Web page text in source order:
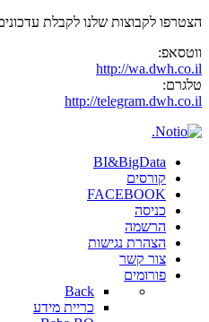
הצטרפו לקבוצות שלנו לקבלת
ווטסאפ:
http://wa.dwh.co.il
טלגרם:
http://telegram.dwh.co.il
BI&BigData
קורסים
FACEBOOK
כניסה
הרשמה
הצהרת נגישות
צור קשר
פורומים
Back
כריית מידע